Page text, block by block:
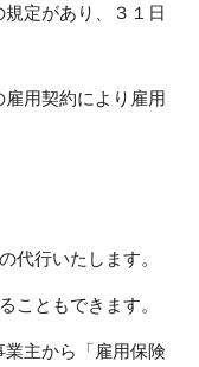
定があり、３１日
雇用契約により雇用
代行いたします。
こともできます。
主から「雇用保険